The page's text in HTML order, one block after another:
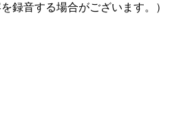
録音する場合がございます。）